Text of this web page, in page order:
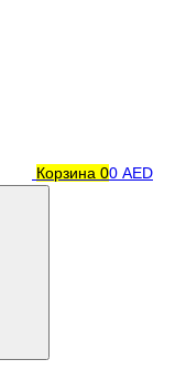
Корзина 00 AED